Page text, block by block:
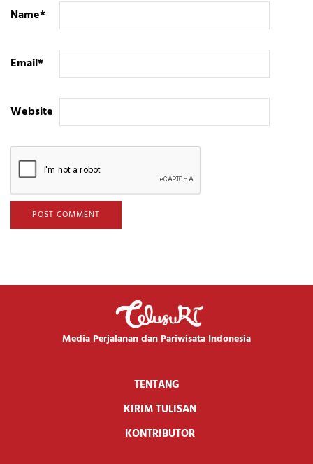
Name*
Email*
Website
Media Perjalanan dan Pariwisata Indonesia
TENTANG
KIRIM TULISAN
KONTRIBUTOR